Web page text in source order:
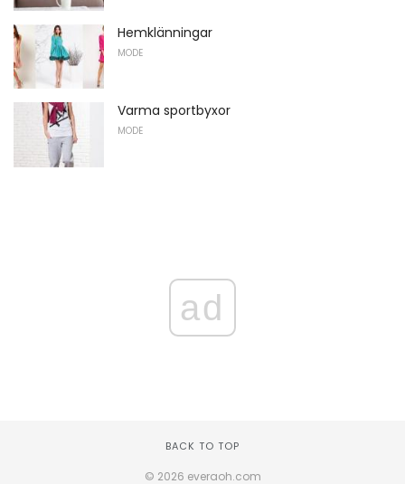
Hemklänningar
MODE
Varma sportbyxor
MODE
ad
BACK TO TOP
© 2026 everaoh.com